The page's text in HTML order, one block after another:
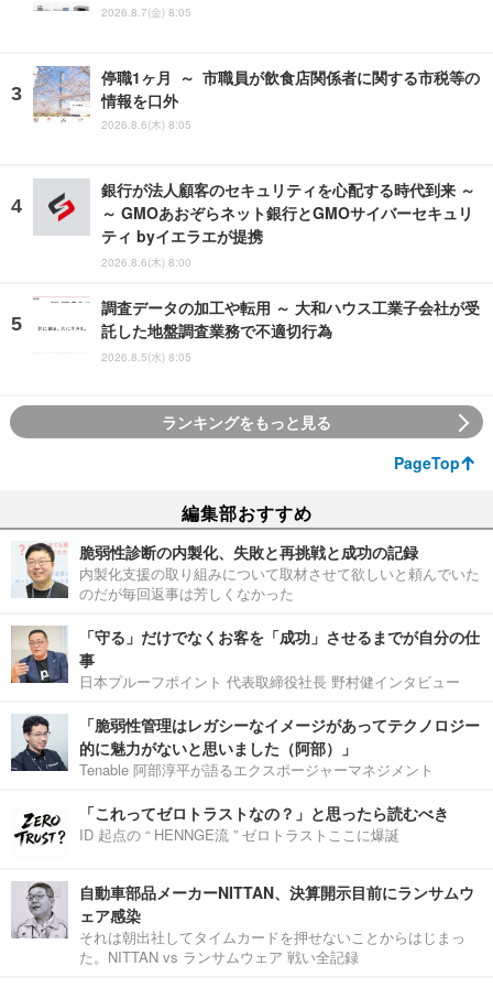
2026.8.7(金) 8:05
停職1ヶ月 ～ 市職員が飲食店関係者に関する市税等の
情報を口外
2026.8.6(木) 8:05
銀行が法人顧客のセキュリティを心配する時代到来 ～
～ GMOあおぞらネット銀行とGMOサイバーセキュリ
ティ byイエラエが提携
2026.8.6(木) 8:00
調査データの加工や転用 ～ 大和ハウス工業子会社が受
託した地盤調査業務で不適切行為
2026.8.5(水) 8:05
ランキングをもっと見る
PageTop
編集部おすすめ
脆弱性診断の内製化、失敗と再挑戦と成功の記録
内製化支援の取り組みについて取材させて欲しいと頼んでいた
のだが毎回返事は芳しくなかった
「守る」だけでなくお客を「成功」させるまでが自分の仕
事
日本プルーフポイント 代表取締役社長 野村健インタビュー
「脆弱性管理はレガシーなイメージがあってテクノロジー
的に魅力がないと思いました（阿部）」
Tenable 阿部淳平が語るエクスポージャーマネジメント
「これってゼロトラストなの？」と思ったら読むべき
ID 起点の “ HENNGE流 ” ゼロトラストここに爆誕
自動車部品メーカーNITTAN、決算開示目前にランサムウ
ェア感染
それは朝出社してタイムカードを押せないことからはじまっ
た。NITTAN vs ランサムウェア 戦い全記録